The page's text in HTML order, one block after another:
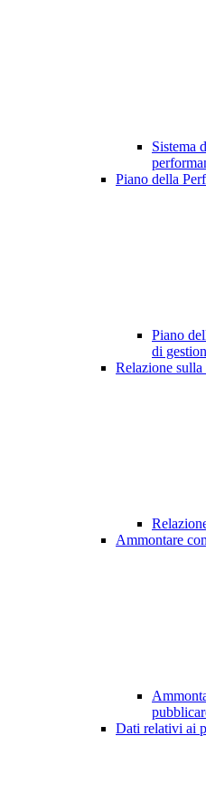
Sistema
Piano della
Piano
di
Relazione sulla
Ammontare
Dati relativi ai